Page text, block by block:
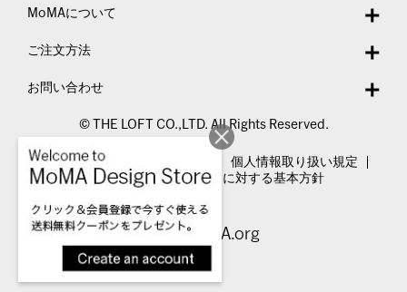
MoMAについて
ご注文方法
お問い合わせ
© THE LOFT CO.,LTD. All Rights Reserved.
特定商取引法表示
個人情報取り扱い規定
カスタマーハラスメントに対する基本方針
Visit MoMA.org